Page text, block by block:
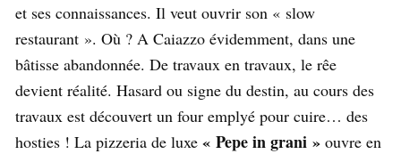
et ses connaissances. Il veut ouvrir son « slow
restaurant ». Où ? A Caiazzo évidemment, dans une
bâtisse abandonnée. De travaux en travaux, le rêe
devient réalité. Hasard ou signe du destin, au cours des
travaux est découvert un four emplyé pour cuire… des
hosties ! La pizzeria de luxe « Pepe in grani » ouvre en